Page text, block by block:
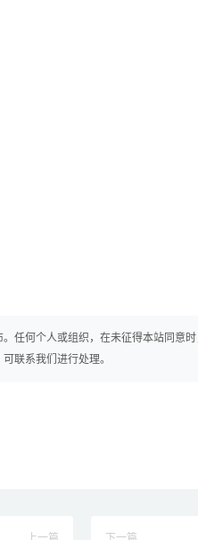
任何个人或组织，在未征得本站同意
联系我们进行处理。